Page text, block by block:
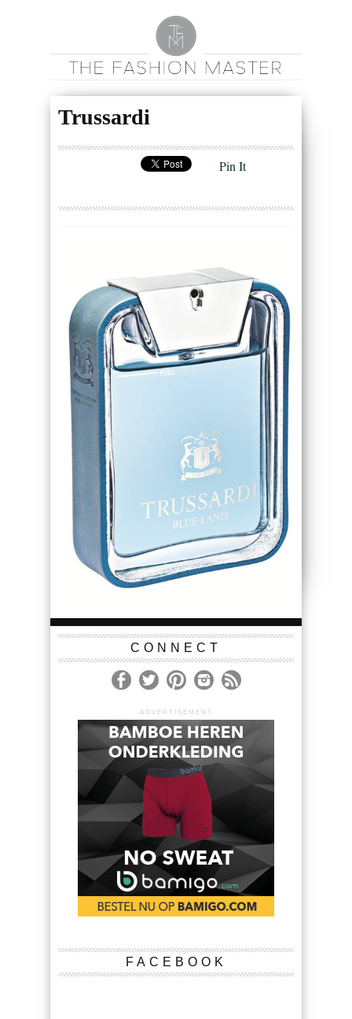
Trussardi
Pin It
CONNECT
ADVERTISEMENT
FACEBOOK